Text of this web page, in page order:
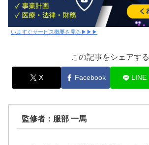
いますぐサービス概要を見る▶▶▶
この記事をシェアする
X Facebook LINE
監修者：服部 一馬